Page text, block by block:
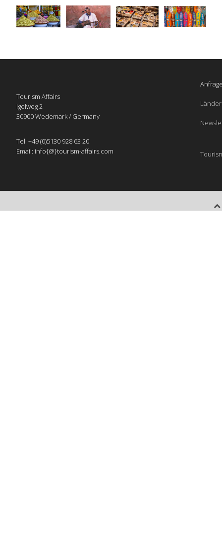
Tourism Affairs
Igelweg 2
30900 Wedemark / Germany
Tel. +49 (0)5130 928 63 20
Email: info{@}tourism-affairs.com